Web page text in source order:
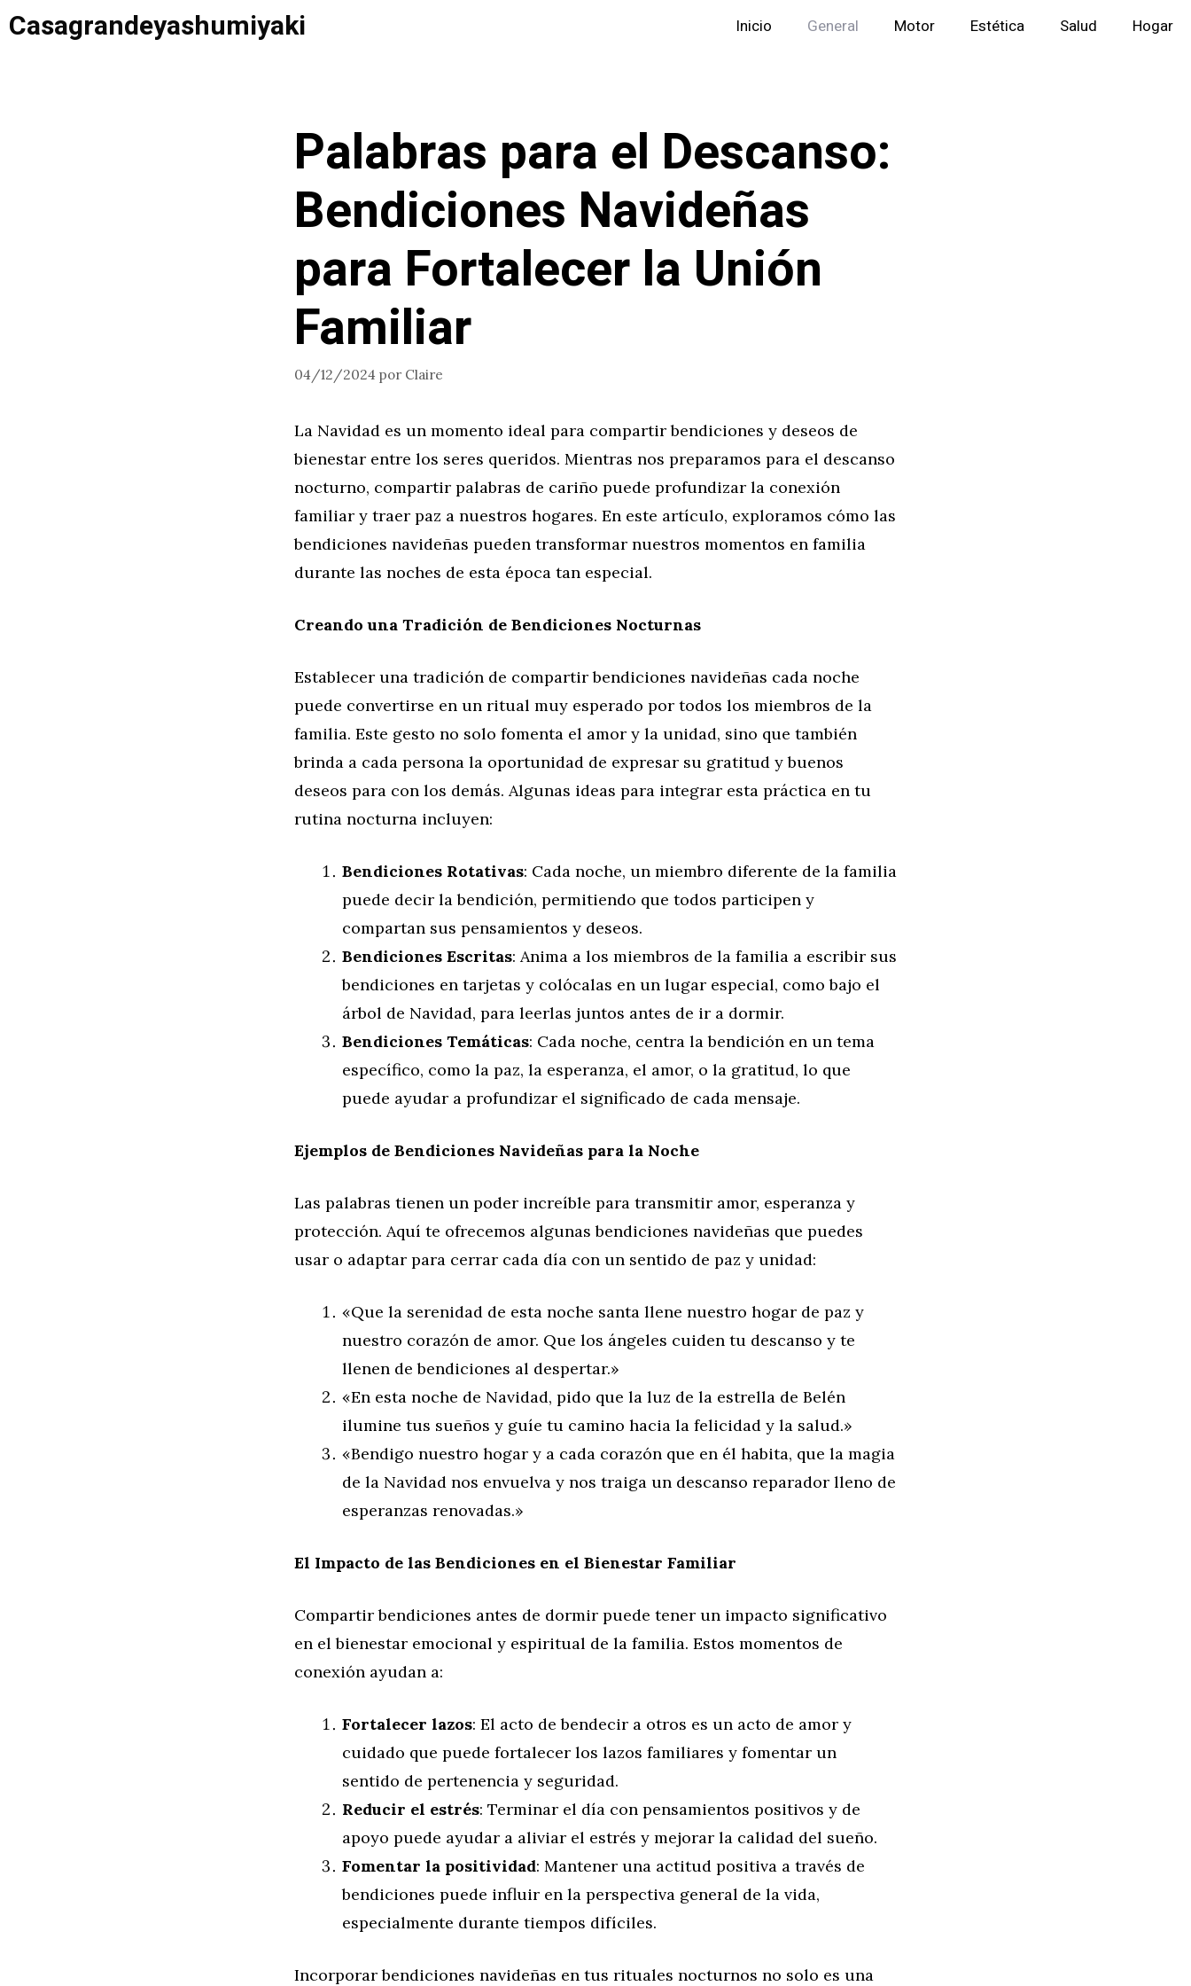
Saltar
Casagrandeyashumiyaki Inicio General Motor Estética Salud Hogar
Palabras para el Descanso:
Bendiciones Navideñas
para Fortalecer la Unión
Familiar
04/12/2024 por Claire
La Navidad es un momento ideal para compartir bendiciones y deseos de
bienestar entre los seres queridos. Mientras nos preparamos para el descanso
nocturno, compartir palabras de cariño puede profundizar la conexión
familiar y traer paz a nuestros hogares. En este artículo, exploramos cómo las
bendiciones navideñas pueden transformar nuestros momentos en familia
durante las noches de esta época tan especial.
Creando una Tradición de Bendiciones Nocturnas
Establecer una tradición de compartir bendiciones navideñas cada noche
puede convertirse en un ritual muy esperado por todos los miembros de la
familia. Este gesto no solo fomenta el amor y la unidad, sino que también
brinda a cada persona la oportunidad de expresar su gratitud y buenos
deseos para con los demás. Algunas ideas para integrar esta práctica en tu
rutina nocturna incluyen:
Bendiciones Rotativas: Cada noche, un miembro diferente de la familia
puede decir la bendición, permitiendo que todos participen y
compartan sus pensamientos y deseos.
Bendiciones Escritas: Anima a los miembros de la familia a escribir sus
bendiciones en tarjetas y colócalas en un lugar especial, como bajo el
árbol de Navidad, para leerlas juntos antes de ir a dormir.
Bendiciones Temáticas: Cada noche, centra la bendición en un tema
específico, como la paz, la esperanza, el amor, o la gratitud, lo que
puede ayudar a profundizar el significado de cada mensaje.
Ejemplos de Bendiciones Navideñas para la Noche
Las palabras tienen un poder increíble para transmitir amor, esperanza y
protección. Aquí te ofrecemos algunas bendiciones navideñas que puedes
usar o adaptar para cerrar cada día con un sentido de paz y unidad:
«Que la serenidad de esta noche santa llene nuestro hogar de paz y
nuestro corazón de amor. Que los ángeles cuiden tu descanso y te
llenen de bendiciones al despertar.»
«En esta noche de Navidad, pido que la luz de la estrella de Belén
ilumine tus sueños y guíe tu camino hacia la felicidad y la salud.»
«Bendigo nuestro hogar y a cada corazón que en él habita, que la magia
de la Navidad nos envuelva y nos traiga un descanso reparador lleno de
esperanzas renovadas.»
El Impacto de las Bendiciones en el Bienestar Familiar
Compartir bendiciones antes de dormir puede tener un impacto significativo
en el bienestar emocional y espiritual de la familia. Estos momentos de
conexión ayudan a:
Fortalecer lazos: El acto de bendecir a otros es un acto de amor y
cuidado que puede fortalecer los lazos familiares y fomentar un
sentido de pertenencia y seguridad.
Reducir el estrés: Terminar el día con pensamientos positivos y de
apoyo puede ayudar a aliviar el estrés y mejorar la calidad del sueño.
Fomentar la positividad: Mantener una actitud positiva a través de
bendiciones puede influir en la perspectiva general de la vida,
especialmente durante tiempos difíciles.
Incorporar bendiciones navideñas en tus rituales nocturnos no solo es una